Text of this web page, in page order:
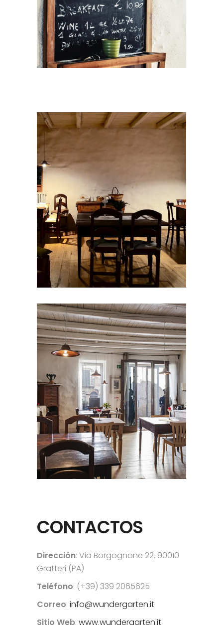
CONTACTOS
Dirección: Via Borgognone 22, 90010
Gratteri (PA)
Teléfono: (+39) 339 2065625
Correo: info@wundergarten.it
Sitio Web: www.wundergarten.it